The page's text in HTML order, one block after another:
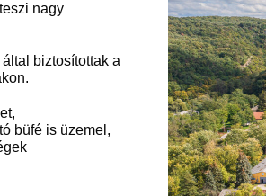
nagy
biztosítottak a
büfé is üzemel,